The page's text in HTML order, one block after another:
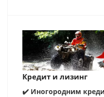
Кредит и лизинг
✔️ Иногородним